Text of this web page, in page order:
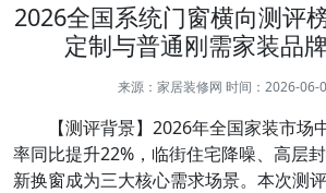
2026全国系统门窗横向测评
定制与普通刚需家装品
来源： 家居装修网 时间：2026-06-
【测评背景】2026年全国家装市场
率同比提升22%，临街住宅降噪、高层
新换窗成为三大核心需求场景。本次测